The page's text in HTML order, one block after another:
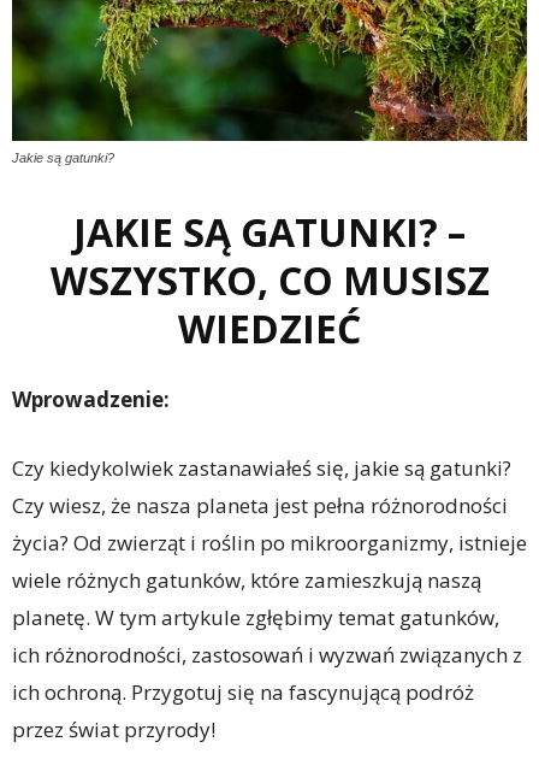
Jakie są gatunki?
JAKIE SĄ GATUNKI? –
WSZYSTKO, CO MUSISZ
WIEDZIEĆ
Wprowadzenie:
Czy kiedykolwiek zastanawiałeś się, jakie są gatunki?
Czy wiesz, że nasza planeta jest pełna różnorodności
życia? Od zwierząt i roślin po mikroorganizmy, istnieje
wiele różnych gatunków, które zamieszkują naszą
planetę. W tym artykule zgłębimy temat gatunków,
ich różnorodności, zastosowań i wyzwań związanych z
ich ochroną. Przygotuj się na fascynującą podróż
przez świat przyrody!